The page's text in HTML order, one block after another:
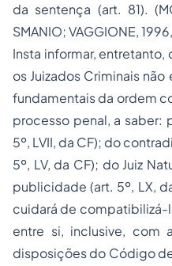
da sentença (art. 81).
SMANIO; VAGGIONE,
Insta informar,
os Juizados Criminais
fundamentais da ordem
processo penal, a saber:
5º, LVII, da CF); do
5º, LV, da CF); do Juiz
publicidade (art. 5º, LX,
cuidará de compatibilizá-
entre si, inclusive, com
disposições do Código